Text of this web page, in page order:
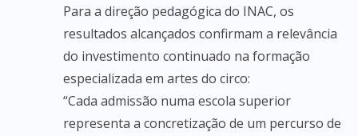
Para a direção pedagógica do INAC, os
resultados alcançados confirmam a relevância
do investimento continuado na formação
especializada em artes do circo:
“Cada admissão numa escola superior
representa a concretização de um percurso de